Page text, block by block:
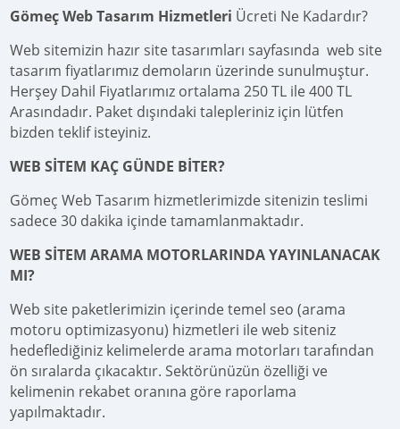
Gömeç Web Tasarım Hizmetleri Ücreti Ne Kadardır?
Web sitemizin hazır site tasarımları sayfasında web site
tasarım fiyatlarımız demoların üzerinde sunulmuştur.
Herşey Dahil Fiyatlarımız ortalama 250 TL ile 400 TL
Arasındadır. Paket dışındaki talepleriniz için lütfen
bizden teklif isteyiniz.
WEB SİTEM KAÇ GÜNDE BİTER?
Gömeç Web Tasarım hizmetlerimizde sitenizin teslimi
sadece 30 dakika içinde tamamlanmaktadır.
WEB SİTEM ARAMA MOTORLARINDA YAYINLANACAK
MI?
Web site paketlerimizin içerinde temel seo (arama
motoru optimizasyonu) hizmetleri ile web siteniz
hedeflediğiniz kelimelerde arama motorları tarafından
ön sıralarda çıkacaktır. Sektörünüzün özelliği ve
kelimenin rekabet oranına göre raporlama
yapılmaktadır.